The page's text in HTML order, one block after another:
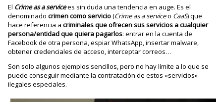
El Crime as a servicees sin duda una tendencia en auge. Es el
denominadocrimen como servicio(Crime as a serviceo CaaS) que
hace referencia acriminales que ofrecen sus servicios a cualquier
persona/entidad que quiera pagarlos: entrar en la cuenta de
Facebook de otra persona, espiar WhatsApp, insertar malware,
obtener credenciales de acceso, interceptar correos…
Son solo algunos ejemplos sencillos, pero no hay límite a lo que se
puede conseguir mediante la contratación de estos «servicios»
ilegales especiales.